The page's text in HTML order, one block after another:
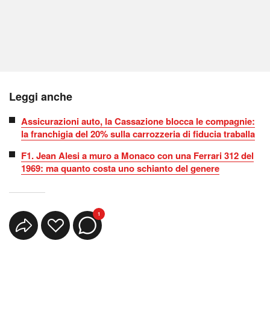
Leggi anche
Assicurazioni auto, la Cassazione blocca le compagnie:
la franchigia del 20% sulla carrozzeria di fiducia traballa
F1. Jean Alesi a muro a Monaco con una Ferrari 312 del
1969: ma quanto costa uno schianto del genere
1